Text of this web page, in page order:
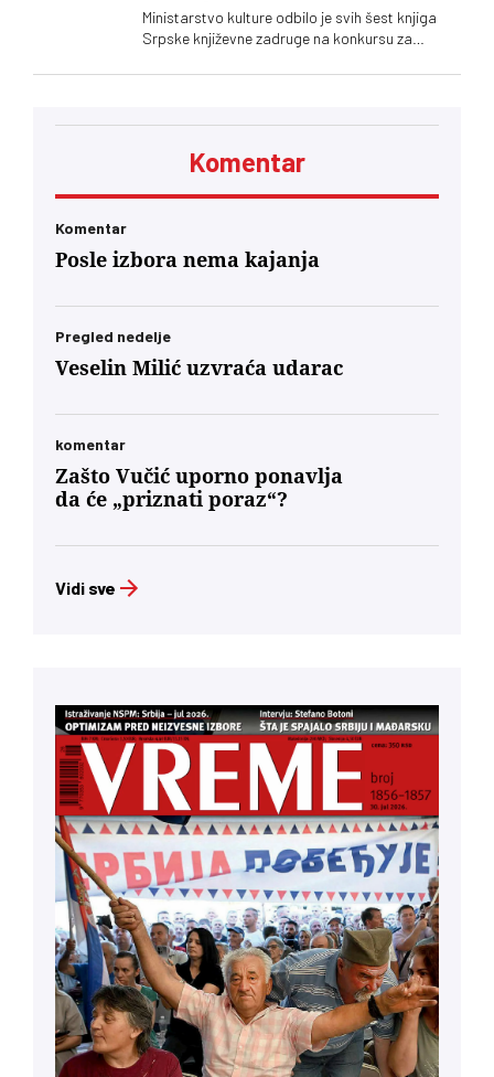
Ministarstvo kulture odbilo je svih šest knjiga
Srpske književne zadruge na konkursu za
Podsetimo da je predsednik SKZ profesor Milo
Komentar
Komentar
Posle izbora nema kajanja
Pregled nedelje
Veselin Milić uzvraća udarac
komentar
Zašto Vučić uporno ponavlja
da će „priznati poraz“?
Vidi sve